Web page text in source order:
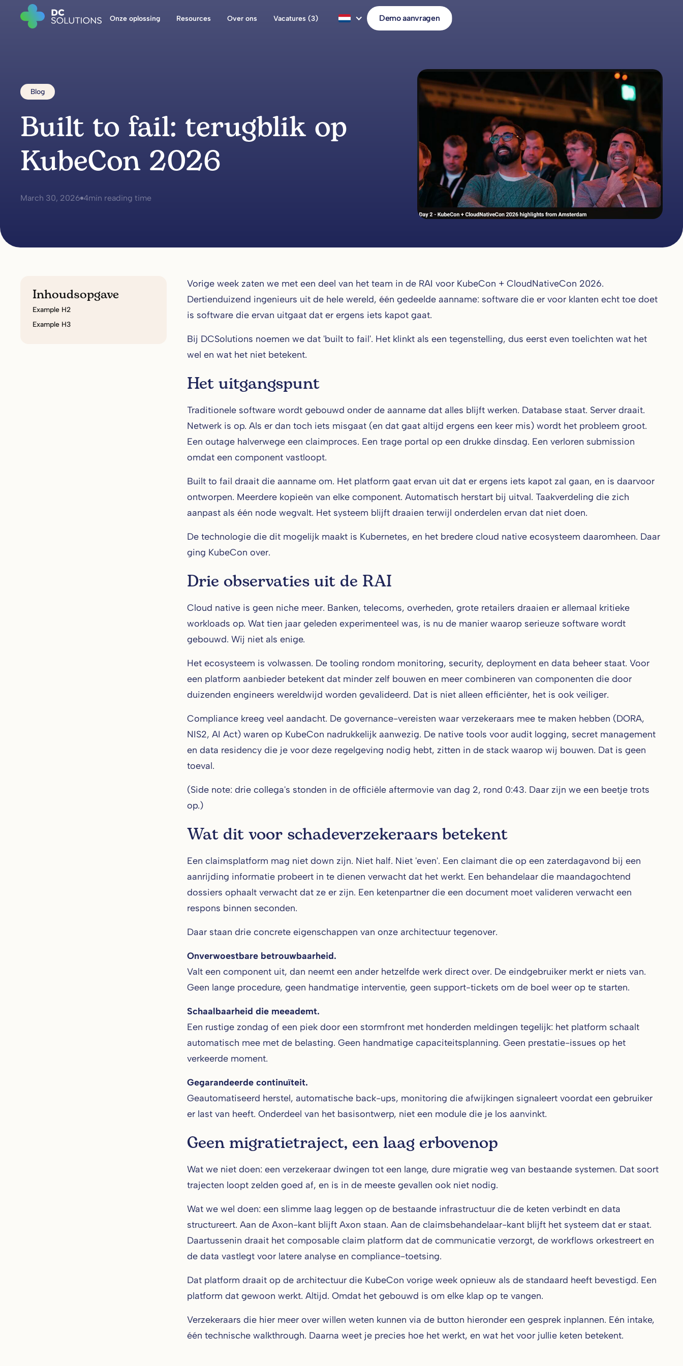
Onze oplossing Resources Over ons Vacatures (3) Demo aanvragen
Blog
Built to fail: terugblik op
KubeCon 2026
March 30, 2026 4min reading time
Inhoudsopgave
Example H2
Example H3
Vorige week zaten we met een deel van het team in de RAI voor KubeCon + CloudNativeCon 2026.
Dertienduizend ingenieurs uit de hele wereld, één gedeelde aanname: software die er voor klanten echt toe doet
is software die ervan uitgaat dat er ergens iets kapot gaat.
Bij DCSolutions noemen we dat 'built to fail'. Het klinkt als een tegenstelling, dus eerst even toelichten wat het
wel en wat het niet betekent.
Het uitgangspunt
Traditionele software wordt gebouwd onder de aanname dat alles blijft werken. Database staat. Server draait.
Netwerk is op. Als er dan toch iets misgaat (en dat gaat altijd ergens een keer mis) wordt het probleem groot.
Een outage halverwege een claimproces. Een trage portal op een drukke dinsdag. Een verloren submission
omdat een component vastloopt.
Built to fail draait die aanname om. Het platform gaat ervan uit dat er ergens iets kapot zal gaan, en is daarvoor
ontworpen. Meerdere kopieën van elke component. Automatisch herstart bij uitval. Taakverdeling die zich
aanpast als één node wegvalt. Het systeem blijft draaien terwijl onderdelen ervan dat niet doen.
De technologie die dit mogelijk maakt is Kubernetes, en het bredere cloud native ecosysteem daaromheen. Daar
ging KubeCon over.
Drie observaties uit de RAI
Cloud native is geen niche meer. Banken, telecoms, overheden, grote retailers draaien er allemaal kritieke
workloads op. Wat tien jaar geleden experimenteel was, is nu de manier waarop serieuze software wordt
gebouwd. Wij niet als enige.
Het ecosysteem is volwassen. De tooling rondom monitoring, security, deployment en data beheer staat. Voor
een platform aanbieder betekent dat minder zelf bouwen en meer combineren van componenten die door
duizenden engineers wereldwijd worden gevalideerd. Dat is niet alleen efficiënter, het is ook veiliger.
Compliance kreeg veel aandacht. De governance-vereisten waar verzekeraars mee te maken hebben (DORA,
NIS2, AI Act) waren op KubeCon nadrukkelijk aanwezig. De native tools voor audit logging, secret management
en data residency die je voor deze regelgeving nodig hebt, zitten in de stack waarop wij bouwen. Dat is geen
toeval.
(Side note: drie collega's stonden in de officiële aftermovie van dag 2, rond 0:43. Daar zijn we een beetje trots
op.)
Wat dit voor schadeverzekeraars betekent
Een claimsplatform mag niet down zijn. Niet half. Niet 'even'. Een claimant die op een zaterdagavond bij een
aanrijding informatie probeert in te dienen verwacht dat het werkt. Een behandelaar die maandagochtend
dossiers ophaalt verwacht dat ze er zijn. Een ketenpartner die een document moet valideren verwacht een
respons binnen seconden.
Daar staan drie concrete eigenschappen van onze architectuur tegenover.
Onverwoestbare betrouwbaarheid.
Valt een component uit, dan neemt een ander hetzelfde werk direct over. De eindgebruiker merkt er niets van.
Geen lange procedure, geen handmatige interventie, geen support-tickets om de boel weer op te starten.
Schaalbaarheid die meeademt.
Een rustige zondag of een piek door een stormfront met honderden meldingen tegelijk: het platform schaalt
automatisch mee met de belasting. Geen handmatige capaciteitsplanning. Geen prestatie-issues op het
verkeerde moment.
Gegarandeerde continuïteit.
Geautomatiseerd herstel, automatische back-ups, monitoring die afwijkingen signaleert voordat een gebruiker
er last van heeft. Onderdeel van het basisontwerp, niet een module die je los aanvinkt.
Geen migratietraject, een laag erbovenop
Wat we niet doen: een verzekeraar dwingen tot een lange, dure migratie weg van bestaande systemen. Dat soort
trajecten loopt zelden goed af, en is in de meeste gevallen ook niet nodig.
Wat we wel doen: een slimme laag leggen op de bestaande infrastructuur die de keten verbindt en data
structureert. Aan de Axon-kant blijft Axon staan. Aan de claimsbehandelaar-kant blijft het systeem dat er staat.
Daartussenin draait het composable claim platform dat de communicatie verzorgt, de workflows orkestreert en
de data vastlegt voor latere analyse en compliance-toetsing.
Dat platform draait op de architectuur die KubeCon vorige week opnieuw als de standaard heeft bevestigd. Een
platform dat gewoon werkt. Altijd. Omdat het gebouwd is om elke klap op te vangen.
Verzekeraars die hier meer over willen weten kunnen via de button hieronder een gesprek inplannen. Eén intake,
één technische walkthrough. Daarna weet je precies hoe het werkt, en wat het voor jullie keten betekent.